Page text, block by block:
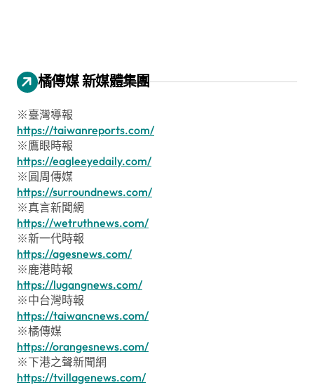
橘傳媒 新媒體集團
※臺灣導報
https://taiwanreports.com/
※鷹眼時報
https://eagleeyedaily.com/
※圓周傳媒
https://surroundnews.com/
※真言新聞網
https://wetruthnews.com/
※新一代時報
https://agesnews.com/
※鹿港時報
https://lugangnews.com/
※中台灣時報
https://taiwancnews.com/
※橘傳媒
https://orangesnews.com/
※下港之聲新聞網
https://tvillagenews.com/